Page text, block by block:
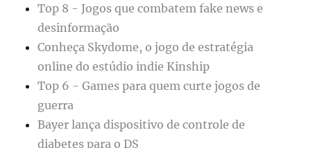
Top 8 - Jogos que combatem fake news e
desinformação
Conheça Skydome, o jogo de estratégia
online do estúdio indie Kinship
Top 6 - Games para quem curte jogos de
guerra
Bayer lança dispositivo de controle de
diabetes para o DS